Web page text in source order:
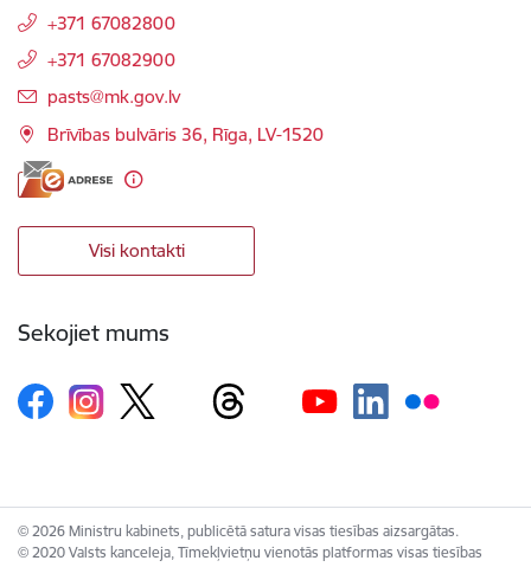
+371 67082800
+371 67082900
E-pasts:
pasts@mk.gov.lv
Brīvības bulvāris 36, Rīga, LV-1520
Visi kontakti
Sekojiet mums
© 2026 Ministru kabinets, publicētā satura visas tiesības aizsargātas.
© 2020 Valsts kanceleja, Tīmekļvietņu vienotās platformas visas tiesības